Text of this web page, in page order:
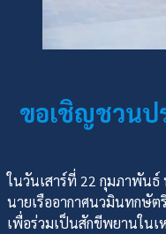
ขอเชิญชวนป
ในวันเสาร์ที่ 22 กุมภาพันธ์
นายเรืออากาศนวมินทกษัต
เพื่อร่วมเป็นสักขีพยานใน